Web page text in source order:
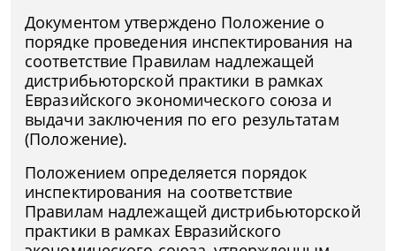
Документом утверждено Положение о
порядке проведения инспектирования на
соответствие Правилам надлежащей
дистрибьюторской практики в рамках
Евразийского экономического союза и
выдачи заключения по его результатам
(Положение).
Положением определяется порядок
инспектирования на соответствие
Правилам надлежащей дистрибьюторской
практики в рамках Евразийского